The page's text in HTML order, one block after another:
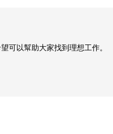
可以幫助大家找到理想工作。